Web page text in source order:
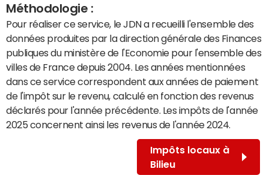
Méthodologie :
Pour réaliser ce service, le JDN a recueilli l'ensemble des
données produites par la direction générale des Finances
publiques du ministère de l'Economie pour l'ensemble des
villes de France depuis 2004. Les années mentionnées
dans ce service correspondent aux années de paiement
de l'impôt sur le revenu, calculé en fonction des revenus
déclarés pour l'année précédente. Les impôts de l'année
2025 concernent ainsi les revenus de l'année 2024.
Impôts locaux à
Bilieu